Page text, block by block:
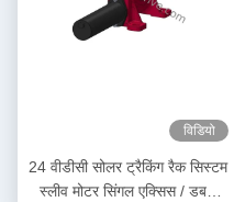
विडियो
24 वीडीसी सोलर ट्रैकिंग रैक सिस्टम
स्लीव मोटर सिंगल एक्सिस / डबल